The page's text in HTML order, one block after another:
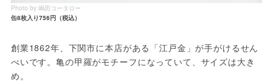
Photo by 嶋田コータロー
缶8枚入り756円（税込）
創業1862年、下関市に本店がある「江戸金」が手がけるせん
べいです。亀の甲羅がモチーフになっていて、サイズは大き
め。